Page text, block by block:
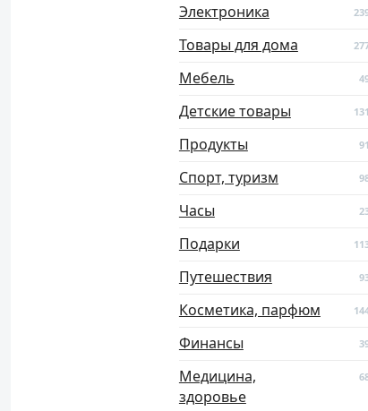
Электроника
Товары для дома
Мебель
Детские товары 131
Продукты 91
Спорт, туризм
Часы
Подарки
Путешествия
Косметика, парфюм
Финансы
Медицина,
здоровье